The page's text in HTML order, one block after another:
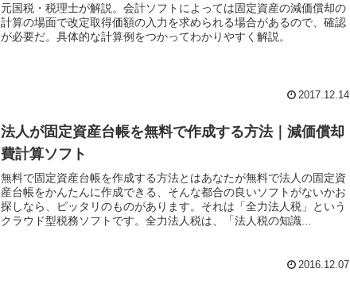
元国税・税理士が解説。会計ソフトによっては固定資産の減価償却の
計算の場面で改定取得価額の入力を求められる場合があるので、確認
が必要だ。具体的な計算例をつかってわかりやすく解説。
2017.12.14
法人が固定資産台帳を無料で作成する方法｜減価償却
費計算ソフト
無料で固定資産台帳を作成する方法とはあなたが無料で法人の固定資
産台帳をかんたんに作成できる、そんな都合の良いソフトがないかお
探しなら、ピッタリのものがあります。それは「全力法人税」という
クラウド型税務ソフトです。全力法人税は、「法人税の知識...
2016.12.07